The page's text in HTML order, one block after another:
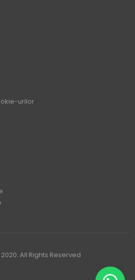
urilor
All Rights Reserved